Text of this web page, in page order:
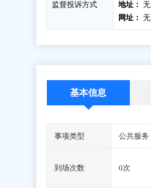
监督投诉方式
地址：
无
网址：
无
基本信息
事项类型 公共服务
到场次数 0次